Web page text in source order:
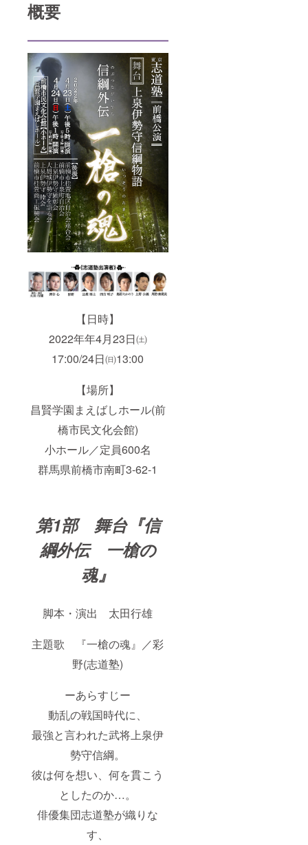
概要
【日時】
2022年年4月23日㈯
17:00/24日㈰13:00
【場所】
昌賢学園まえばしホール(前
橋市民文化会館)
小ホール／定員600名
群馬県前橋市南町3-62-1
第1部 舞台『信
綱外伝 一槍の
魂』
脚本・演出 太田行雄
主題歌 『一槍の魂』／彩
野(志道塾)
ーあらすじー
動乱の戦国時代に、
最強と言われた武将上泉伊
勢守信綱。
彼は何を想い、何を貫こう
としたのか…。
俳優集団志道塾が織りな
す、